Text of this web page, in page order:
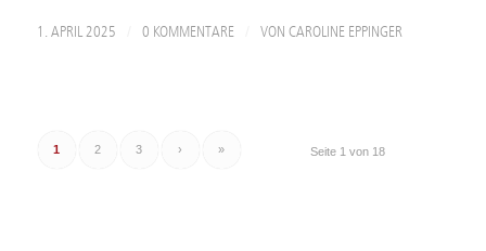
1. APRIL 2025 0 KOMMENTARE VON CAROLINE EPPINGER
Seite 1 von 18
1 2 3 › »